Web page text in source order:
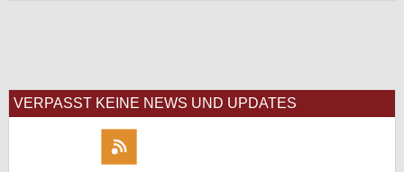
VERPASST KEINE NEWS UND UPDATES